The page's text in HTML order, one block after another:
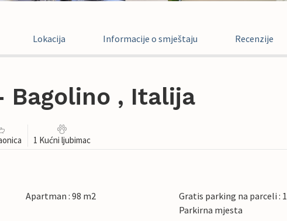
Lokacija Informacije o smještaju Recenzije
Bagolino , Italija
1 Kućni ljubimac
Apartman : 98 m2
Gratis parking na parceli : 1
Parkirna mjesta